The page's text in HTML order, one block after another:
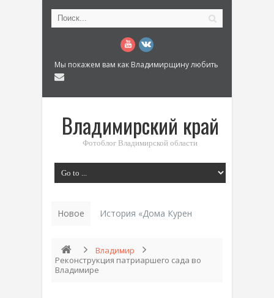
Мы покажем вам как Владимирщину любить
Владимирский край
Фотоблог Владимирской области
Новое История «Дома Куренкова» в Коврове
Владимир
Реконструкция патриаршего сада во
Владимире